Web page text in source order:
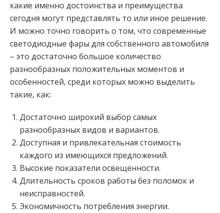
какие именно достоинства и преимущества
сегодня могут представлять то или иное решение.
И можно точно говорить о том, что современные
светодиодные фары для собственного автомобиля
– это достаточно большое количество
разнообразных положительных моментов и
особенностей, среди которых можно выделить
такие, как:
Достаточно широкий выбор самых
разнообразных видов и вариантов.
Доступная и привлекательная стоимость
каждого из имеющихся предложений.
Высокие показатели освещенности.
Длительность сроков работы без поломок и
неисправностей.
Экономичность потребления энергии.